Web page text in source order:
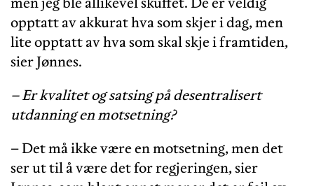
opptatt av akkurat hva som skjer i dag, men
lite opptatt av hva som skal skje i framtiden,
sier Jønnes.
– Er kvalitet og satsing på desentralisert
utdanning en motsetning?
– Det må ikke være en motsetning, men det
ser ut til å være det for regjeringen, sier